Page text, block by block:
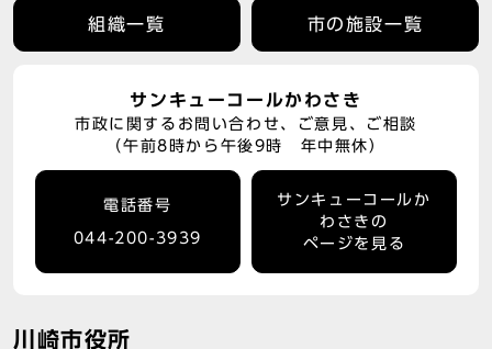
組織一覧 市の施設一覧
サンキューコールかわさき
市政に関するお問い合わせ、ご意見、ご相談
（午前8時から午後9時 年中無休）
電話番号
044-200-3939
サンキューコールか
わさきの
ページを見る
川崎市役所